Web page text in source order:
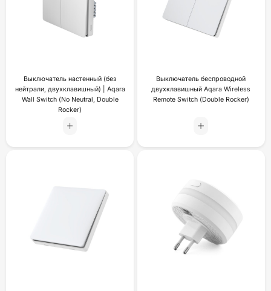
Выключатель настенный (без
нейтрали, двухклавишный) | Aqara
Wall Switch (No Neutral, Double
Rocker)
Выключатель беспроводной
двухклавишный Aqara Wireless
Remote Switch (Double Rocker)